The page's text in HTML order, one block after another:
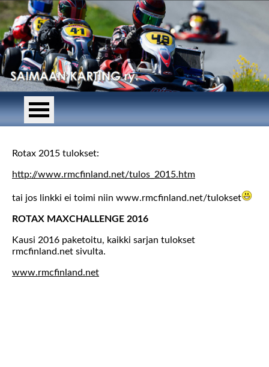
Rotax 2015 tulokset:
http://www.rmcfinland.net/tulos_2015.htm
tai jos linkki ei toimi niin www.rmcfinland.net/tulokset
ROTAX MAXCHALLENGE 2016
Kausi 2016 paketoitu, kaikki sarjan tulokset
rmcfinland.net sivulta.
www.rmcfinland.net